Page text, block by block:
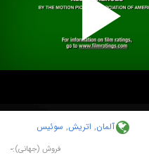
آلمان, اتریش, سوئیس
فروش (جهانی):-